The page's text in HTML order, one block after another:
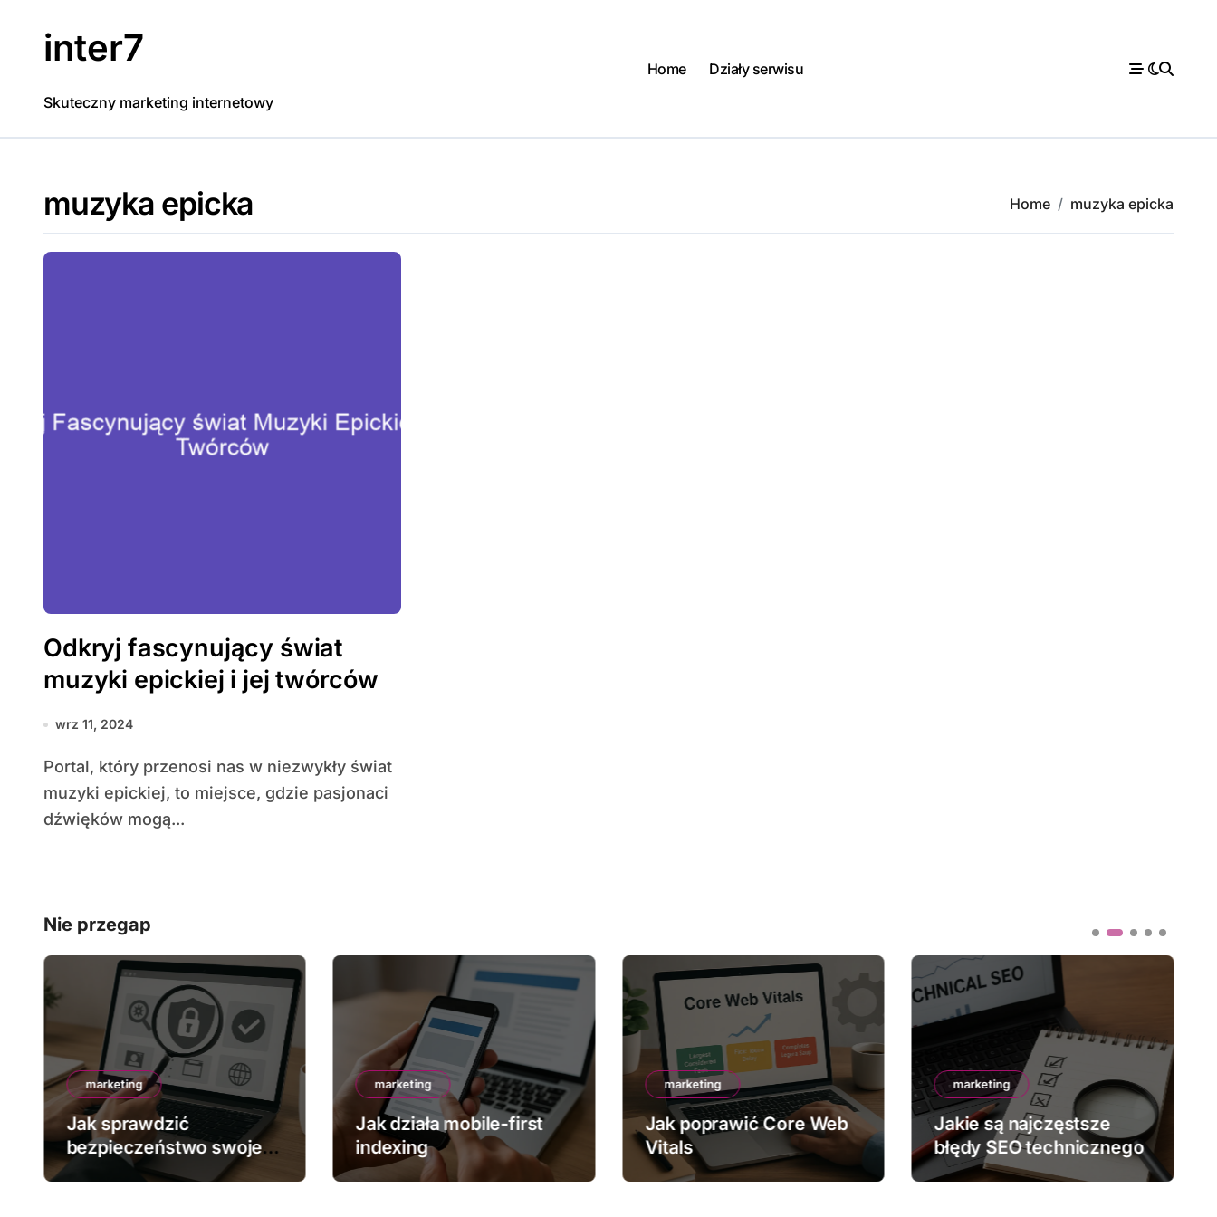
inter7
Skuteczny marketing internetowy
Home Działy serwisu
muzyka epicka Home muzyka epicka
Odkryj fascynujący świat
muzyki epickiej i jej twórców
wrz 11, 2024
Portal, który przenosi nas w niezwykły świat
muzyki epickiej, to miejsce, gdzie pasjonaci
dźwięków mogą...
Nie przegap
marketing
Jak sprawdzić
bezpieczeństwo swojej
strony
marketing
Jak działa mobile-first
indexing
marketing
Jak poprawić Core Web
Vitals
marketing
Jakie są najczęstsze
błędy SEO technicznego